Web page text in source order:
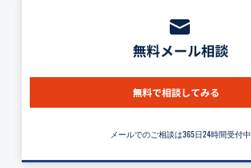
無料メール相談
無料で相談してみる
メールでのご相談は365日24時間受付中